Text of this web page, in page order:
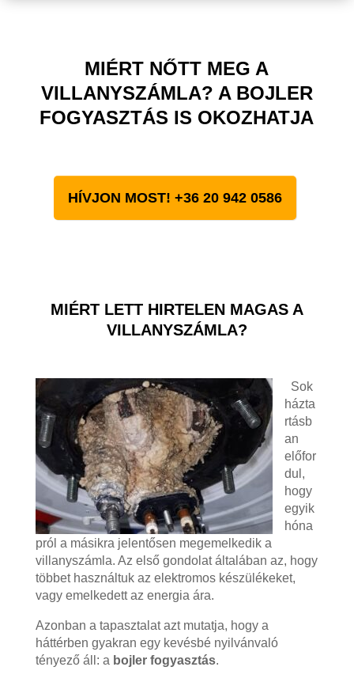
MIÉRT NŐTT MEG A
VILLANYSZÁMLA? A BOJLER
FOGYASZTÁS IS OKOZHATJA
HÍVJON MOST! +36 20 942 0586
MIÉRT LETT HIRTELEN MAGAS A
VILLANYSZÁMLA?
Sok
házta
rtásb
an
előfor
dul,
hogy
egyik
hóna
pról a másikra jelentősen megemelkedik a
villanyszámla. Az első gondolat általában az, hogy
többet használtuk az elektromos készülékeket,
vagy emelkedett az energia ára.
Azonban a tapasztalat azt mutatja, hogy a
háttérben gyakran egy kevésbé nyilvánvaló
tényező áll: a bojler fogyasztás.